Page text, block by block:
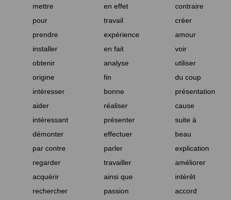
mettre en effet
contraire
pour travail
créer
prendre expérience
amour
installer en fait
voir
obtenir analyse
utiliser
origine fin
du coup
intéresser bonne
présentation
aider réaliser
cause
intéressant présenter
suite à
démonter effectuer
beau
par contre parler
explication
regarder travailler
améliorer
acquérir ainsi que
intérêt
rechercher passion accord